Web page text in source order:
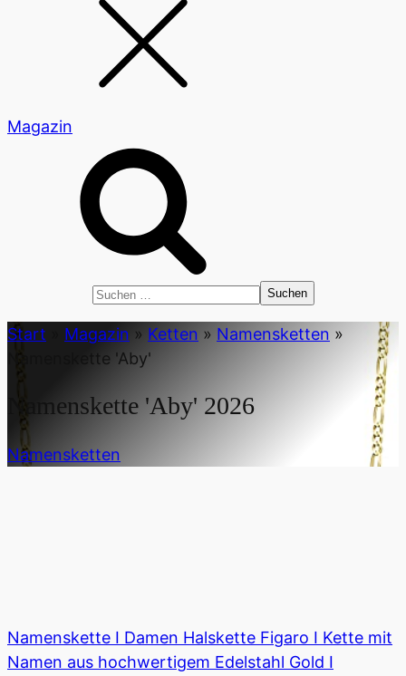
Magazin
Suchen
Start
Magazin » Ketten » Namensketten »
Namenskette 'Aby'
Namenskette 'Aby' 2026
Namensketten
Namenskette I Damen Halskette Figaro I Kette mit
Namen aus hochwertigem Edelstahl Gold I